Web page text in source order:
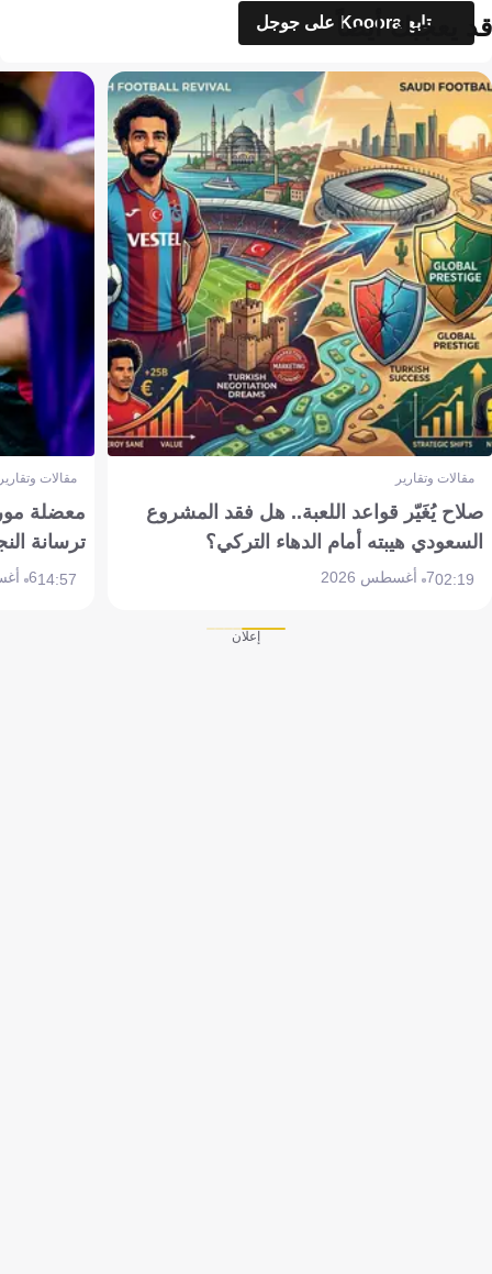
تابع Kooora على جوجل
قد يعجبك أيضاً
مقالات وتقارير
صلاح يُغَيّر قواعد اللعبة.. هل فقد المشروع
السعودي هيبته أمام الدهاء التركي؟
02:197 أغسطس 2026
مقالات
معضلة
ترسانة
14:576 أغسطس 2026
إعلان